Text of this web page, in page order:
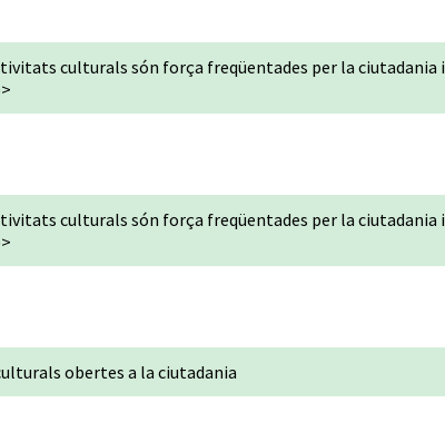
culturals són força freqüentades per la ciutadania i
culturals són força freqüentades per la ciutadania i
obertes a la ciutadania